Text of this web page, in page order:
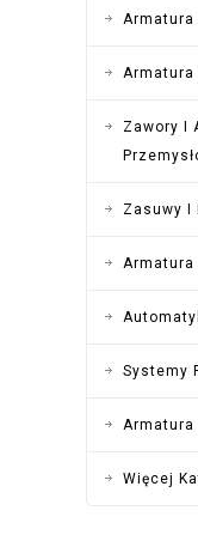
Armatura
Armatura
Zawory I
Zasuwy I
Armatura
Systemy
Więcej